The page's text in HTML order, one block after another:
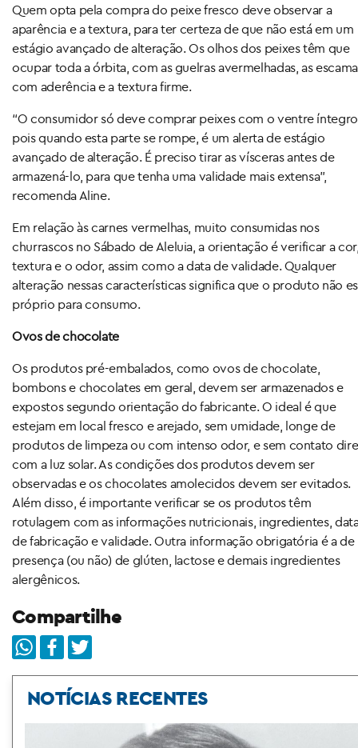
Quem opta pela compra do peixe fresco deve observar a
aparência e a textura, para ter certeza de que não está em um
estágio avançado de alteração. Os olhos dos peixes têm que
ocupar toda a órbita, com as guelras avermelhadas, as
com aderência e a textura firme.
“O consumidor só deve comprar peixes com o ventre
pois quando esta parte se rompe, é um alerta de estágio
avançado de alteração. É preciso tirar as vísceras antes de
armazená-lo, para que tenha uma validade mais extensa”,
recomenda Aline.
Em relação às carnes vermelhas, muito consumidas nos
churrascos no Sábado de Aleluia, a orientação é verificar a
textura e o odor, assim como a data de validade. Qualquer
alteração nessas características significa que o produto não
próprio para consumo.
Ovos de chocolate
Os produtos pré-embalados, como ovos de chocolate,
bombons e chocolates em geral, devem ser armazenados e
expostos segundo orientação do fabricante. O ideal é que
estejam em local fresco e arejado, sem umidade, longe de
produtos de limpeza ou com intenso odor, e sem contato
com a luz solar. As condições dos produtos devem ser
observadas e os chocolates amolecidos devem ser evitados.
Além disso, é importante verificar se os produtos têm
rotulagem com as informações nutricionais, ingredientes,
de fabricação e validade. Outra informação obrigatória é a de
presença (ou não) de glúten, lactose e demais ingredientes
alergênicos.
Compartilhe
NOTÍCIAS RECENTES